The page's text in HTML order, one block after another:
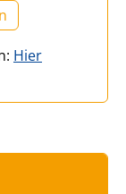
Hier